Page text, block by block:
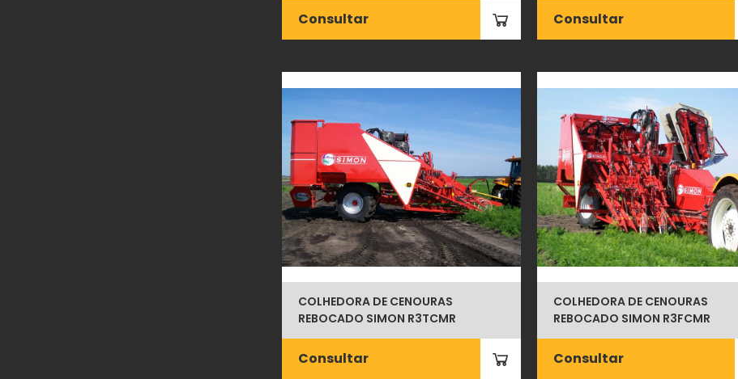
Consultar Consultar
COLHEDORA DE CENOURAS
REBOCADO SIMON R3TCMR
Consultar
COLHEDORA DE CENOURAS
REBOCADO SIMON R3FCMR
Consultar